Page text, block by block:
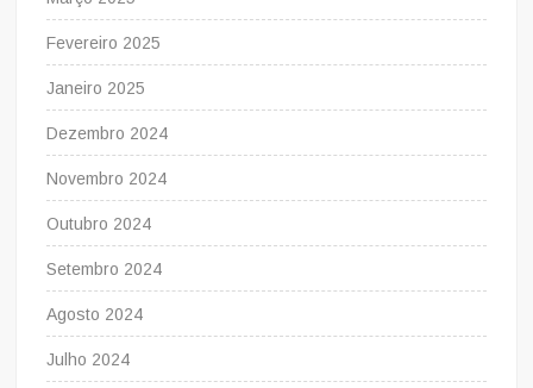
Fevereiro 2025
Janeiro 2025
Dezembro 2024
Novembro 2024
Outubro 2024
Setembro 2024
Agosto 2024
Julho 2024